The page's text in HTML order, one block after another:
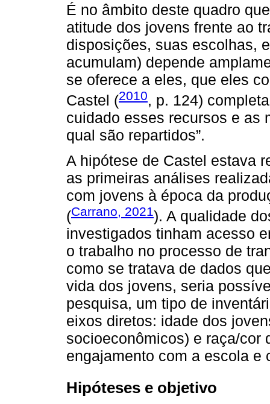
É no âmbito deste quadro
atitude dos jovens frente ao
disposições, suas escolhas,
acumulam) depende
se oferece a eles, que eles
Castel (2010, p. 124)
cuidado esses recursos e as
qual são repartidos”.
A hipótese de Castel estava
as primeiras análises
com jovens à época da
(Carrano, 2021). A qualidade
investigados tinham acesso
o trabalho no processo de
como se tratava de dados
vida dos jovens, seria
pesquisa, um tipo de
eixos diretos: idade dos
socioeconômicos) e raça/cor
engajamento com a escola e
Hipóteses e objetivo